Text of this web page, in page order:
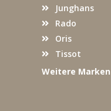
Junghans
Rado
Oris
Tissot
Weitere Marken